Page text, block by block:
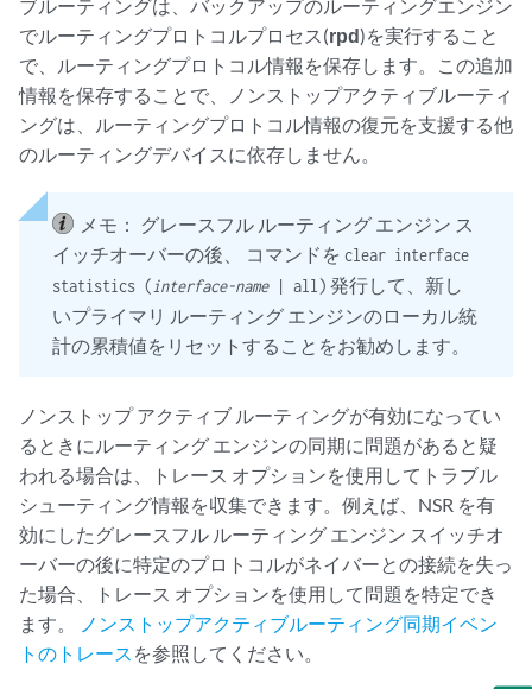
ブルーティングは、バックアップのルーティングエンジン
でルーティングプロトコルプロセス(rpd)を実行すること
で、ルーティングプロトコル情報を保存します。この追加
情報を保存することで、ノンストップアクティブルーティ
ングは、ルーティングプロトコル情報の復元を支援する他
のルーティングデバイスに依存しません。
メモ：
グレースフル ルーティング エンジン ス
イッチオーバーの後、 コマンドを clear interface
statistics ( interface-name| all) 発行して、新し
いプライマリ ルーティング エンジンのローカル統
計の累積値をリセットすることをお勧めします。
ノンストップ アクティブ ルーティングが有効になってい
るときにルーティング エンジンの同期に問題があると疑
われる場合は、トレース オプションを使用してトラブル
シューティング情報を収集できます。例えば、NSR を有
効にしたグレースフル ルーティング エンジン スイッチオ
ーバーの後に特定のプロトコルがネイバーとの接続を失っ
た場合、トレース オプションを使用して問題を特定でき
ます。
ノンストップアクティブルーティング同期イベン
トのトレース を参照してください。